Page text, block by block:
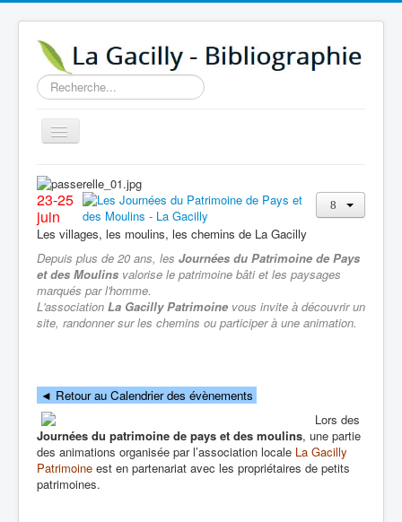
Rechercher
Basculer
la
Accueil
14e au 18e siècle
Sources
Visiter
Agenda
Aide
A propos
23-25
juin
Les villages, les moulins, les chemins de La Gacilly
Depuis plus de 20 ans, les Journées du Patrimoine de Pays
et des Moulins valorise le patrimoine bâti et les paysages
marqués par l'homme.
L'association La Gacilly Patrimoine vous invite à découvrir un
site, randonner sur les chemins ou participer à une animation.
◄ Retour au Calendrier des évènements
Lors des
Journées du patrimoine de pays et des moulins, une partie
des animations organisée par l’association locale La Gacilly
Patrimoine est en partenariat avec les propriétaires de petits
patrimoines.